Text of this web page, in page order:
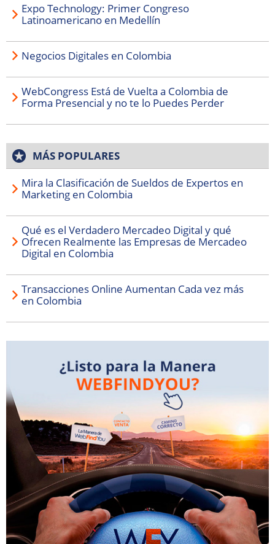
Expo Technology: Primer Congreso
Latinoamericano en Medellín
Negocios Digitales en Colombia
WebCongress Está de Vuelta a Colombia de
Forma Presencial y no te lo Puedes Perder
MÁS POPULARES
Mira la Clasificación de Sueldos de Expertos en
Marketing en Colombia
Qué es el Verdadero Mercadeo Digital y qué
Ofrecen Realmente las Empresas de Mercadeo
Digital en Colombia
Transacciones Online Aumentan Cada vez más
en Colombia